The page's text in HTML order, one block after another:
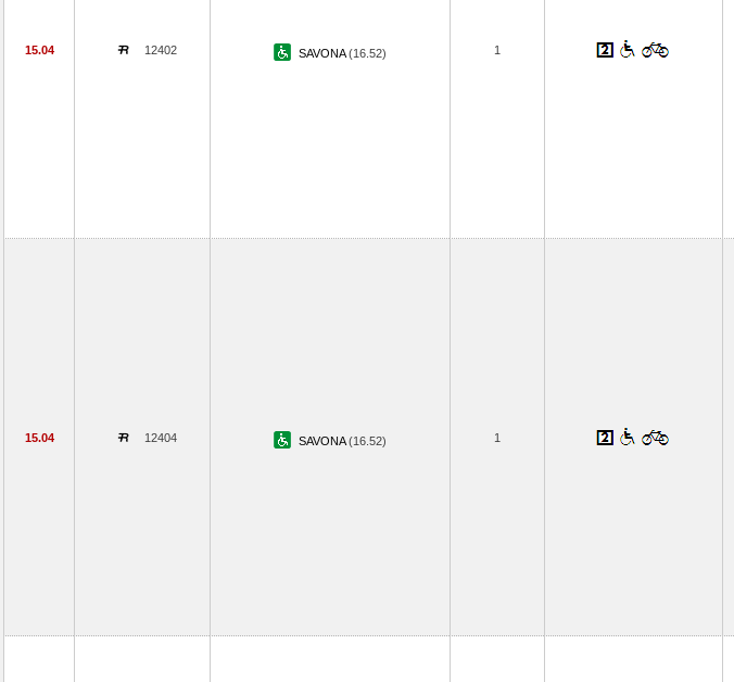
15.04 12402 SAVONA(16.52) 1
15.04 12404 SAVONA(16.52) 1